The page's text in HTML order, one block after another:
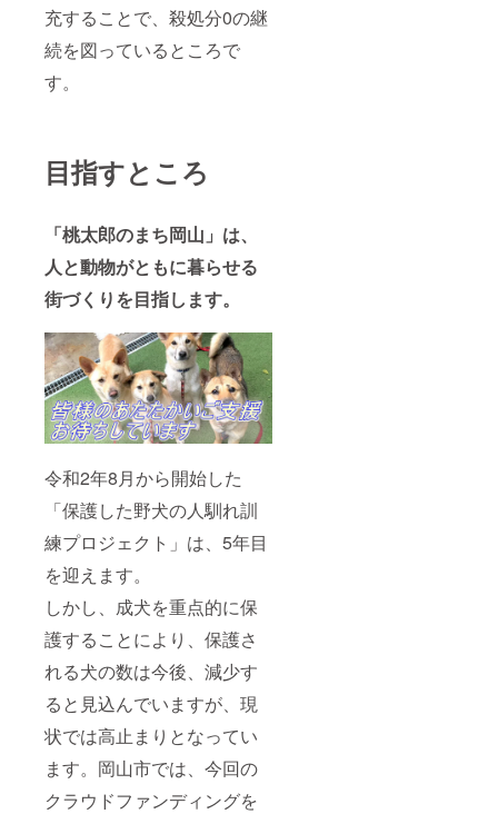
充することで、殺処分0の継
続を図っているところで
す。
目指すところ
「桃太郎のまち岡山」は、
人と動物がともに暮らせる
街づくりを目指します。
令和2年8月から開始した
「保護した野犬の人馴れ訓
練プロジェクト」は、5年目
を迎えます。
しかし、成犬を重点的に保
護することにより、保護さ
れる犬の数は今後、減少す
ると見込んでいますが、現
状では高止まりとなってい
ます。岡山市では、今回の
クラウドファンディングを